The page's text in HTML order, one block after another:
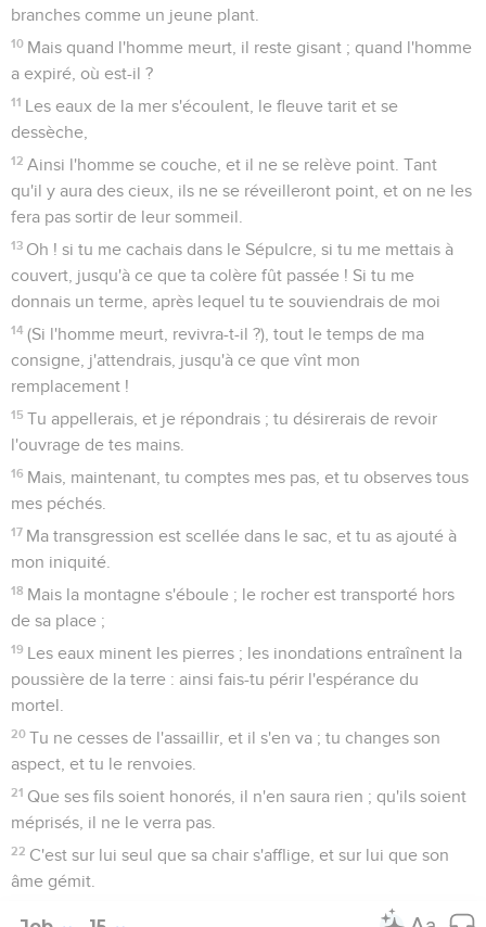
branches comme un jeune plant.
10 Mais quand l'homme meurt, il reste gisant ; quand l'homme
a expiré, où est-il ?
11 Les eaux de la mer s'écoulent, le fleuve tarit et se
dessèche,
12 Ainsi l'homme se couche, et il ne se relève point. Tant
qu'il y aura des cieux, ils ne se réveilleront point, et on ne les
fera pas sortir de leur sommeil.
13 Oh ! si tu me cachais dans le Sépulcre, si tu me mettais à
couvert, jusqu'à ce que ta colère fût passée ! Si tu me
donnais un terme, après lequel tu te souviendrais de moi
14 (Si l'homme meurt, revivra-t-il ?), tout le temps de ma
consigne, j'attendrais, jusqu'à ce que vînt mon
remplacement !
15 Tu appellerais, et je répondrais ; tu désirerais de revoir
l'ouvrage de tes mains.
16 Mais, maintenant, tu comptes mes pas, et tu observes tous
mes péchés.
17 Ma transgression est scellée dans le sac, et tu as ajouté à
mon iniquité.
18 Mais la montagne s'éboule ; le rocher est transporté hors
de sa place ;
19 Les eaux minent les pierres ; les inondations entraînent la
poussière de la terre : ainsi fais-tu périr l'espérance du
mortel.
20 Tu ne cesses de l'assaillir, et il s'en va ; tu changes son
aspect, et tu le renvoies.
21 Que ses fils soient honorés, il n'en saura rien ; qu'ils soient
méprisés, il ne le verra pas.
22 C'est sur lui seul que sa chair s'afflige, et sur lui que son
âme gémit.